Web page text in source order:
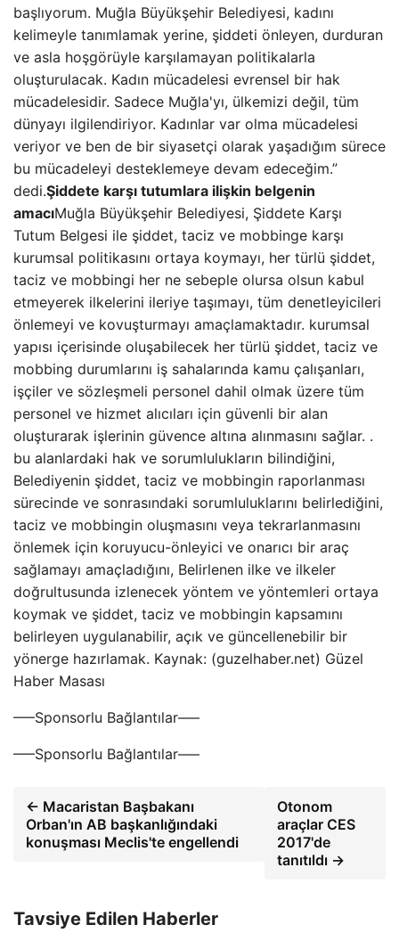
başlıyorum. Muğla Büyükşehir Belediyesi, kadını
kelimeyle tanımlamak yerine, şiddeti önleyen, durduran
ve asla hoşgörüyle karşılamayan politikalarla
oluşturulacak. Kadın mücadelesi evrensel bir hak
mücadelesidir. Sadece Muğla'yı, ülkemizi değil, tüm
dünyayı ilgilendiriyor. Kadınlar var olma mücadelesi
veriyor ve ben de bir siyasetçi olarak yaşadığım sürece
bu mücadeleyi desteklemeye devam edeceğim.”
dedi.Şiddete karşı tutumlara ilişkin belgenin
amacıMuğla Büyükşehir Belediyesi, Şiddete Karşı
Tutum Belgesi ile şiddet, taciz ve mobbinge karşı
kurumsal politikasını ortaya koymayı, her türlü şiddet,
taciz ve mobbingi her ne sebeple olursa olsun kabul
etmeyerek ilkelerini ileriye taşımayı, tüm denetleyicileri
önlemeyi ve kovuşturmayı amaçlamaktadır. kurumsal
yapısı içerisinde oluşabilecek her türlü şiddet, taciz ve
mobbing durumlarını iş sahalarında kamu çalışanları,
işçiler ve sözleşmeli personel dahil olmak üzere tüm
personel ve hizmet alıcıları için güvenli bir alan
oluşturarak işlerinin güvence altına alınmasını sağlar. .
bu alanlardaki hak ve sorumlulukların bilindiğini,
Belediyenin şiddet, taciz ve mobbingin raporlanması
sürecinde ve sonrasındaki sorumluluklarını belirlediğini,
taciz ve mobbingin oluşmasını veya tekrarlanmasını
önlemek için koruyucu-önleyici ve onarıcı bir araç
sağlamayı amaçladığını, Belirlenen ilke ve ilkeler
doğrultusunda izlenecek yöntem ve yöntemleri ortaya
koymak ve şiddet, taciz ve mobbingin kapsamını
belirleyen uygulanabilir, açık ve güncellenebilir bir
yönerge hazırlamak. Kaynak: (guzelhaber.net) Güzel
Haber Masası
—–Sponsorlu Bağlantılar—–
—–Sponsorlu Bağlantılar—–
← Macaristan Başbakanı
Orban'ın AB başkanlığındaki
konuşması Meclis'te engellendi
Otonom
araçlar CES
2017'de
tanıtıldı →
Tavsiye Edilen Haberler